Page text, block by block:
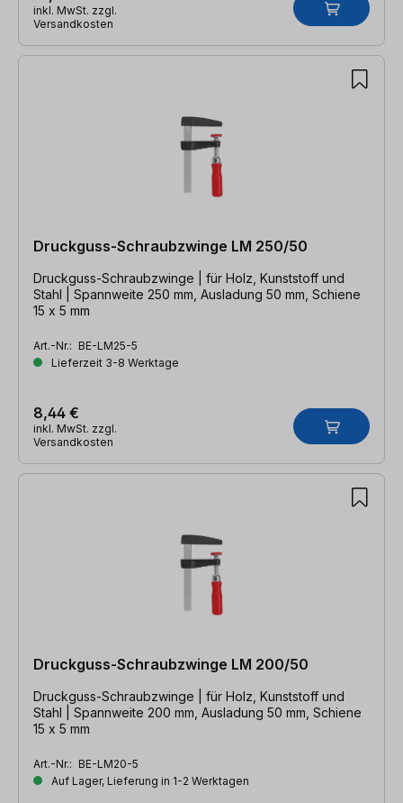
inkl. MwSt. zzgl.
Versandkosten
Druckguss-Schraubzwinge LM 250/50
Druckguss-Schraubzwinge | für Holz, Kunststoff und
Stahl | Spannweite 250 mm, Ausladung 50 mm, Schiene
15 x 5 mm
Art.-Nr.: BE-LM25-5
Lieferzeit 3-8 Werktage
8,44 €
inkl. MwSt. zzgl.
Versandkosten
Druckguss-Schraubzwinge LM 200/50
Druckguss-Schraubzwinge | für Holz, Kunststoff und
Stahl | Spannweite 200 mm, Ausladung 50 mm, Schiene
15 x 5 mm
Art.-Nr.: BE-LM20-5
Auf Lager, Lieferung in 1-2 Werktagen